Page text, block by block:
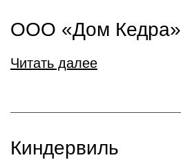
ООО «Дом Кедра»
Читать далее
Киндервиль